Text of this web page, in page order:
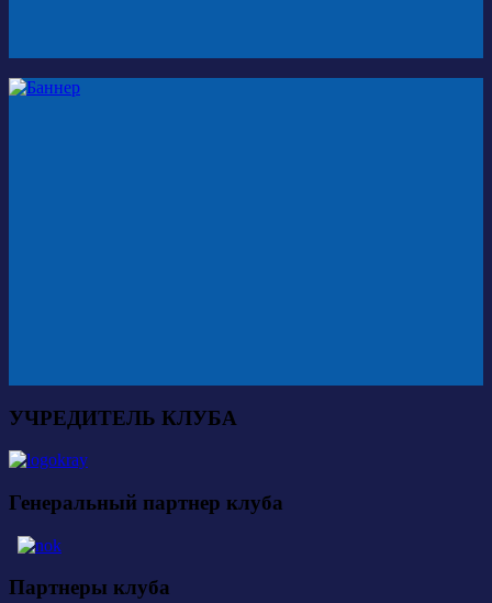
УЧРЕДИТЕЛЬ КЛУБА
Генеральный партнер клуба
Партнеры клуба